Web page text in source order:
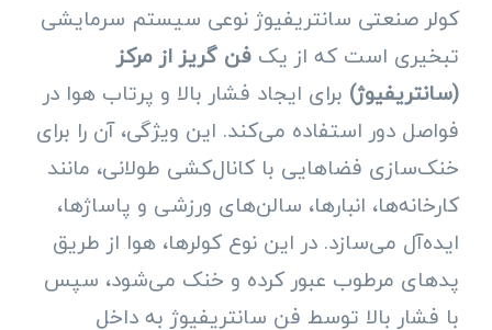
کولر صنعتی سانتریفیوژ نوعی سیستم سرمایشی
تبخیری است که از یک فن گریز از مرکز
(سانتریفیوژ) برای ایجاد فشار بالا و پرتاب هوا در
فواصل دور استفاده می‌کند. این ویژگی، آن را برای
خنک‌سازی فضاهایی با کانال‌کشی طولانی، مانند
کارخانه‌ها، انبارها، سالن‌های ورزشی و پاساژها،
ایده‌آل می‌سازد. در این نوع کولرها، هوا از طریق
پدهای مرطوب عبور کرده و خنک می‌شود، سپس
با فشار بالا توسط فن سانتریفیوژ به داخل